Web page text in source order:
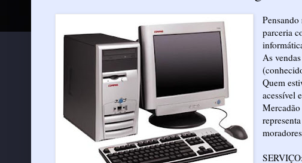
parceria
As
Quem
acessível
SERVIÇO: